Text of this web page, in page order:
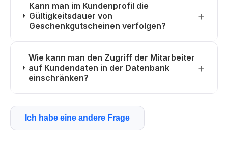
Kann man im Kundenprofil die
Gültigkeitsdauer von
Geschenkgutscheinen verfolgen?
Wie kann man den Zugriff der Mitarbeiter
auf Kundendaten in der Datenbank
einschränken?
Ich habe eine andere Frage